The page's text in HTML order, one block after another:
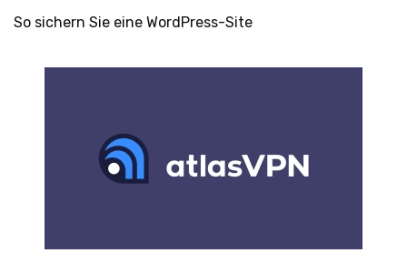
So sichern Sie eine WordPress-Site